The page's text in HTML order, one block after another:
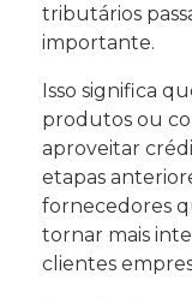
tributários
importante.
Isso significa
produtos ou
aproveitar
etapas
fornecedores
tornar mais
clientes